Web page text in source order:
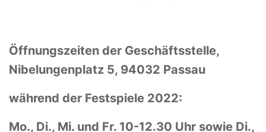
Öffnungszeiten der Geschäftsstelle,
Nibelungenplatz 5, 94032 Passau
während der Festspiele 2022:
Mo., Di., Mi. und Fr. 10-12.30 Uhr sowie Di.,